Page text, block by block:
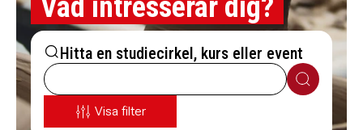
Vad intresserar dig?
Hitta en studiecirkel, kurs eller event
Sök
Visa filter